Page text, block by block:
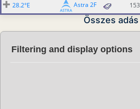
28.2°E
Astra 2F 153
Összes adás
Filtering and display options